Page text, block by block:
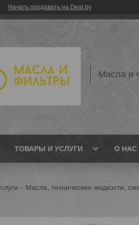
Начать продавать на Deal.by
Масла и
ТОВАРЫ И УСЛУГИ О НАС
Масла, технические жидкости,